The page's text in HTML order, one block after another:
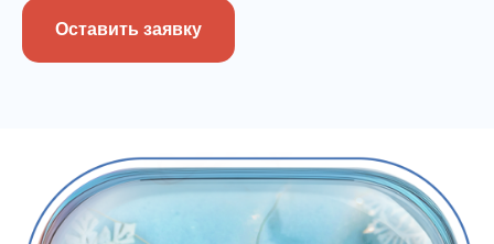
Оставить заявку